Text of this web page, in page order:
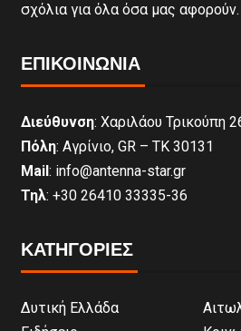
σχόλια για όλα όσα μας αφορούν.
ΕΠΙΚΟΙΝΩΝΊΑ
Διεύθυνση: Χαριλάου Τρικούπη
Πόλη: Αγρίνιο, GR – ΤΚ 30131
Mail: info@antenna-star.gr
Τηλ: +30 26410 33335-36
ΚΑΤΗΓΟΡΙΕΣ
Δυτική Ελλάδα